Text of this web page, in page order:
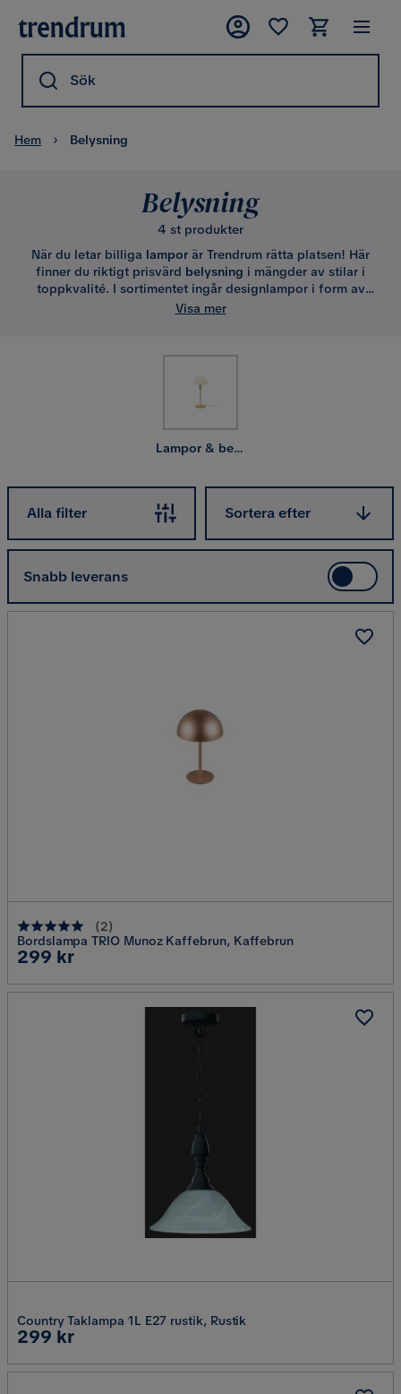
Sök
Hem Belysning
Belysning
4 st produkter
När du letar billiga lampor är Trendrum rätta platsen! Här
finner du riktigt prisvärd belysning i mängder av stilar i
toppkvalité. I sortimentet ingår designlampor i form av
armaturer för både golv, väggar, tak fönster och bord. För
fönster, golv-, bord- och fönsterlampor. Välkommen in att
att du kan hitta en lampa online i precis din stil till just ditt
hem och för dina behov.
Visa mer
Lampor & belysning inomhus
Alla filter
Sortera efter
Snabb leverans
(2)
Bordslampa TRIO Munoz Kaffebrun, Kaffebrun
Pris
299 kr
Country Taklampa 1L E27 rustik, Rustik
Pris
299 kr